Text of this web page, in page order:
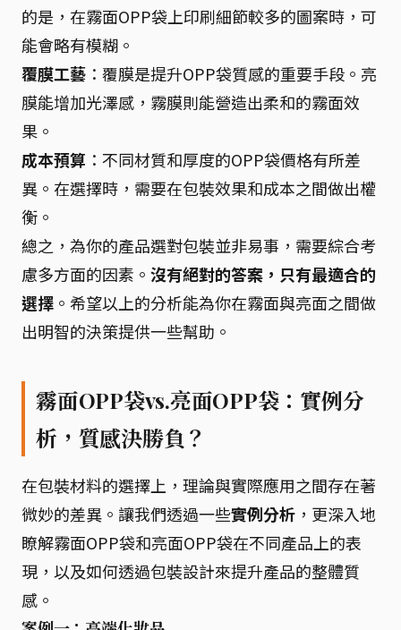
的是，在霧面OPP袋上印刷細節較多的圖案時，可
能會略有模糊。
覆膜工藝 ：覆膜是提升OPP袋質感的重要手段。亮
膜能增加光澤感，霧膜則能營造出柔和的霧面效
果。
成本預算 ：不同材質和厚度的OPP袋價格有所差
異。在選擇時，需要在包裝效果和成本之間做出權
衡。
總之，為你的產品選對包裝並非易事，需要綜合考
慮多方面的因素。 沒有絕對的答案，只有最適合的
選擇 。希望以上的分析能為你在霧面與亮面之間做
出明智的決策提供一些幫助。
霧面OPP袋vs.亮面OPP袋：實例分
析，質感決勝負？
在包裝材料的選擇上，理論與實際應用之間存在著
微妙的差異。讓我們透過一些實例分析 ，更深入地
瞭解霧面OPP袋和亮面OPP袋在不同產品上的表
現，以及如何透過包裝設計來提升產品的整體質
感。